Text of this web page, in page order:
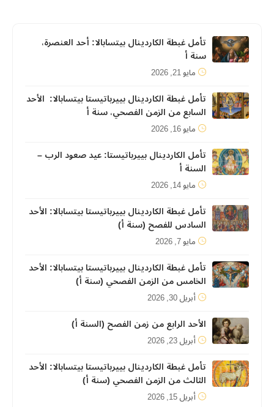
تأمل غبطة الكاردينال بيتسابالا: أحد العنصرة،
سنة أ
مايو 21, 2026
تأمل غبطة الكاردينال بييرباتيستا بيتسابالا: الأحد
السابع من الزمن الفصحي، سنة أ
مايو 16, 2026
تأمل الكاردينال بييرباتيستا: عيد صعود الرب –
السنة أ
مايو 14, 2026
تأمل غبطة الكاردينال بييرباتيستا بيتسابالا: الأحد
السادس للفصح (سنة أ)
مايو 7, 2026
تأمل غبطة الكاردينال بييرباتيستا بيتسابالا: الأحد
الخامس من الزمن الفصحي (سنة أ)
أبريل 30, 2026
الأحد الرابع من زمن الفصح (السنة أ)
أبريل 23, 2026
تأمل غبطة الكاردينال بييرباتيستا بيتسابالا: الأحد
الثالث من الزمن الفصحي (سنة أ)
أبريل 15, 2026